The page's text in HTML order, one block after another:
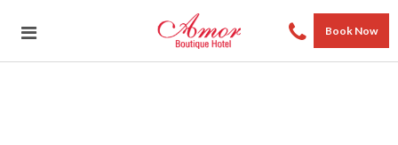
Book Now